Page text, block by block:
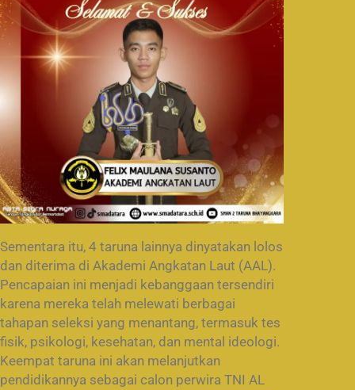
Sementara itu, 4 taruna lainnya dinyatakan lolos
dan diterima di Akademi Angkatan Laut (AAL).
Pencapaian ini menjadi kebanggaan tersendiri
karena mereka telah melewati berbagai
tahapan seleksi yang menantang, termasuk tes
fisik, psikologi, kesehatan, dan mental ideologi.
Keempat taruna ini akan melanjutkan
pendidikannya sebagai calon perwira TNI AL